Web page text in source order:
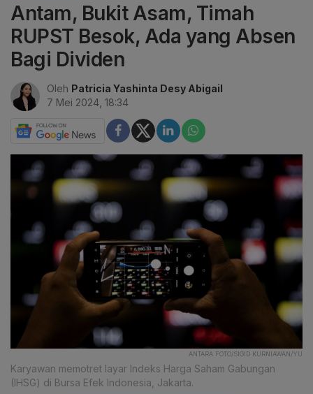
Antam, Bukit Asam, Timah
RUPST Besok, Ada yang Absen
Bagi Dividen
Oleh Patricia Yashinta Desy Abigail
7 Mei 2024, 18:34
ANTARA FOTO/SIGID KURNIAWAN/YU
Karyawan memotret layar Indeks Harga Saham Gabungan
(IHSG) di Bursa Efek Indonesia, Jakarta.